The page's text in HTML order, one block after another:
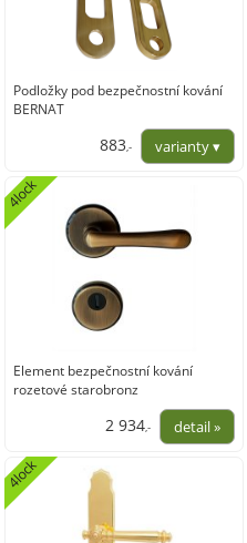
Podložky pod bezpečnostní kování
BERNAT
883,-
Element bezpečnostní kování
rozetové starobronz
4lock
2 934,-
4lock